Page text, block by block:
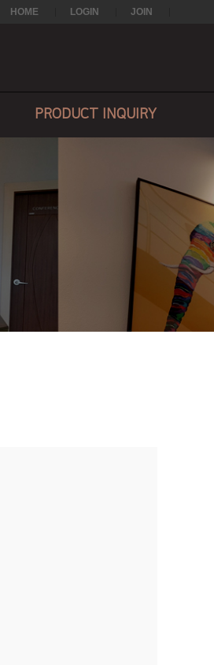
HOME LOGIN JOIN
PRODUCT INQUIRY